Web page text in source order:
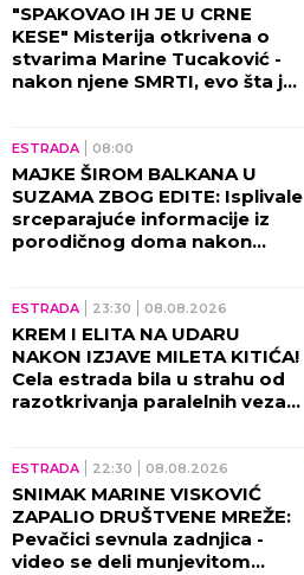
"SPAKOVAO IH JE U CRNE
KESE" Misterija otkrivena o
stvarima Marine Tucaković -
nakon njene SMRTI, evo šta je
ESTRADA 08:00
MAJKE ŠIROM BALKANA U
SUZAMA ZBOG EDITE: Isplivale
srceparajuće informacije iz
porodičnog doma nakon
ESTRADA 23:30 08.08.2026
KREM I ELITA NA UDARU
NAKON IZJAVE MILETA KITIĆA!
Cela estrada bila u strahu od
razotkrivanja paralelnih veza
ESTRADA 22:30 08.08.2026
SNIMAK MARINE VISKOVIĆ
ZAPALIO DRUŠTVENE MREŽE:
Pevačici sevnula zadnjica -
video se deli munjevitom